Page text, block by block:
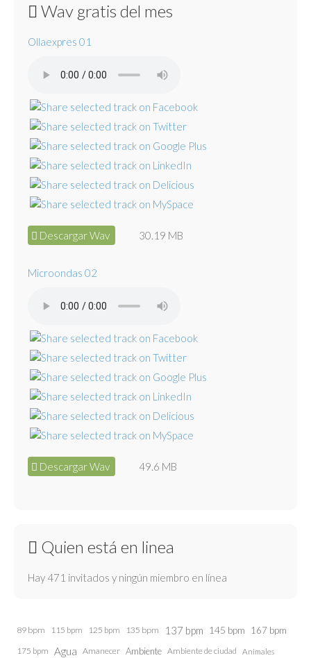
Wav gratis del mes
Ollaexpres 01
Descargar Wav 30.19 MB
Microondas 02
Descargar Wav 49.6 MB
Quien está en linea
Hay 471 invitados y ningún miembro en línea
89 bpm 115 bpm 125 bpm 135 bpm 137 bpm 145 bpm 167 bpm
175 bpm Agua Amanecer Ambiente Ambiente de ciudad Animales